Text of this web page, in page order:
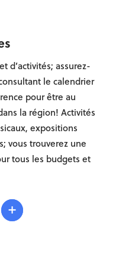
d’activités; assurez-
le calendrier
pour être au
la région! Activités
expositions
vous trouverez une
tous les budgets et
+